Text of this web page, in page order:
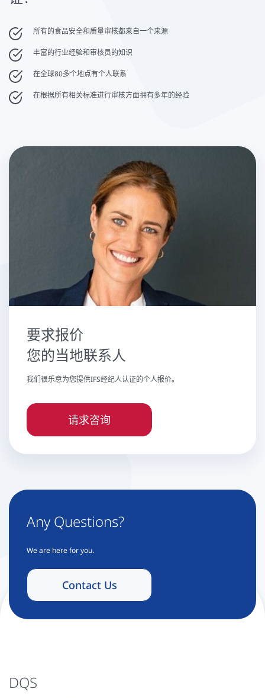
所有的食品安全和质量审核都来自一个来源
丰富的行业经验和审核员的知识
在全球80多个地点有个人联系
在根据所有相关标准进行审核方面拥有多年的经验
要求报价
您的当地联系人
我们很乐意为您提供IFS经纪人认证的个人报价。
请求咨询
Any Questions?
We are here for you.
Contact Us
DQS